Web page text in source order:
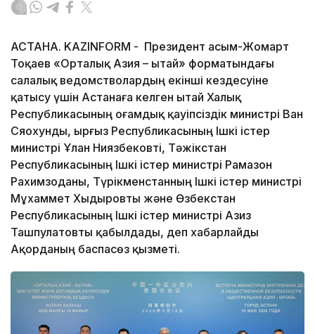
АСТАНА. KAZINFORM - Президент Қасым-Жомарт
Тоқаев «Орталық Азия – Қытай» форматындағы
салалық ведомстволардың екінші кездесуіне
қатысу үшін Астанаға келген Қытай Халық
Республикасының Қоғамдық қауіпсіздік министрі Ван
Сяохунды, Қырғыз Республикасының Ішкі істер
министрі Ұлан Ниязбековті, Тәжікстан
Республикасының Ішкі істер министрі Рамазон
Рахимзоданы, Түрікменстанның Ішкі істер министрі
Мұхаммет Хыдыровты және Өзбекстан
Республикасының Ішкі істер министрі Азиз
Ташпулатовты қабылдады, деп хабарлайды
Ақорданың баспасөз қызметі.